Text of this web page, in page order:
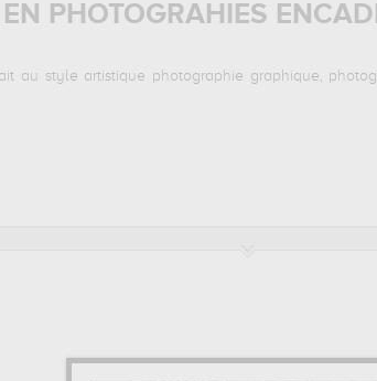
PHOTOGRAHIES
au style artistique photographie graphique,